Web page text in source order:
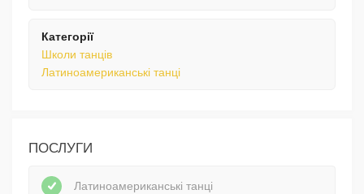
Категорії
Школи танців
Латиноамериканські танці
ПОСЛУГИ
Латиноамериканські танці